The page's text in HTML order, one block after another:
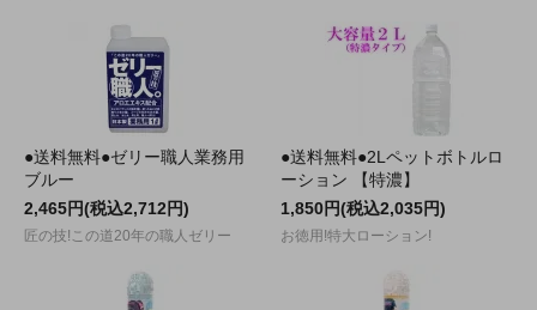
●送料無料●ゼリー職人業務用
ブルー
2,465円(税込2,712円)
匠の技!この道20年の職人ゼリー
●送料無料●2Lペットボトルロ
ーション 【特濃】
1,850円(税込2,035円)
お徳用!特大ローション!